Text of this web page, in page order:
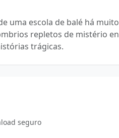
uma escola de balé há
repletos de mistério
trágicas.
seguro